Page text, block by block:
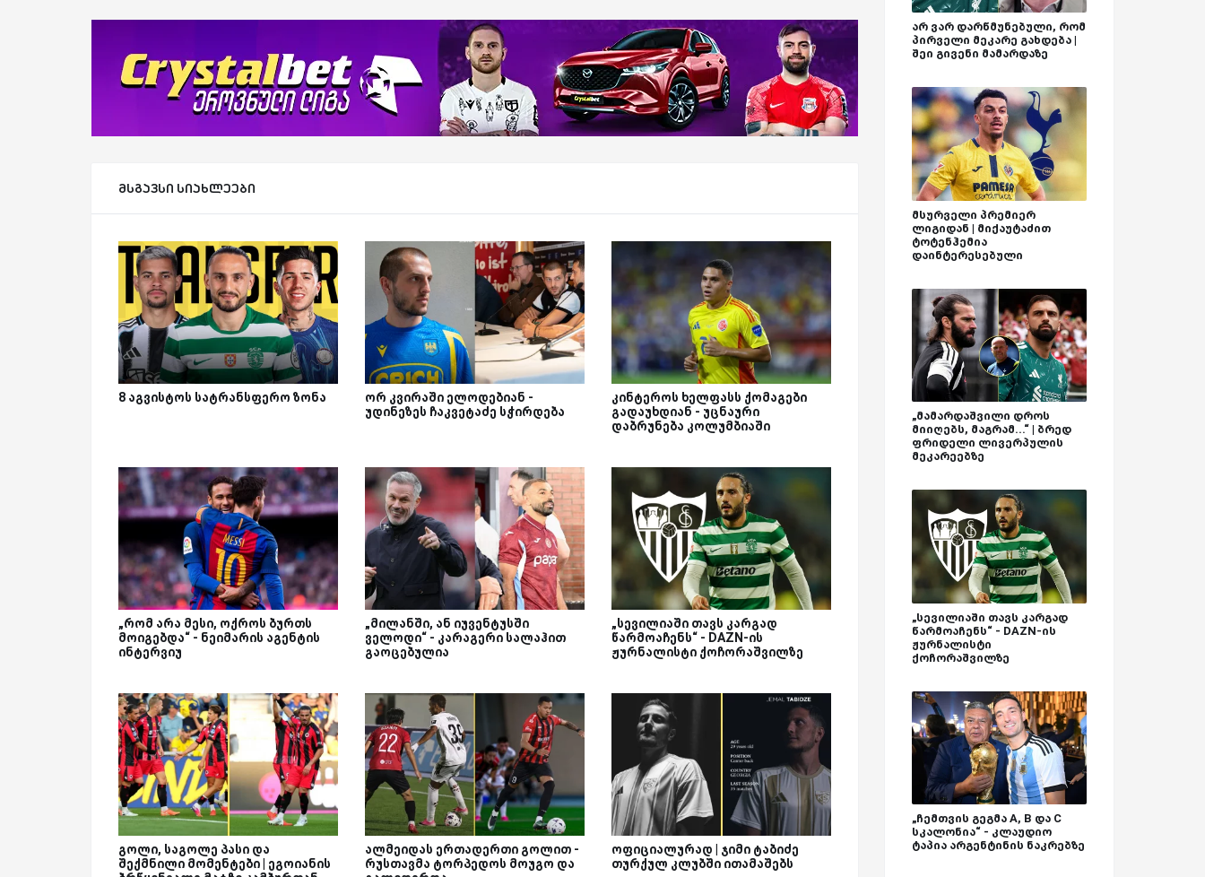
მსგავსი სიახლეები
8 აგვისტოს სატრანსფერო ზონა
ორ კვირაში ელოდებიან -
უდინეზეს ჩაკვეტაძე სჭირდება
კინტეროს ხელფასს ქომაგები
გადაუხდიან - უცნაური
დაბრუნება კოლუმბიაში
„რომ არა მესი, ოქროს ბურთს
მოიგებდა“ - ნეიმარის აგენტის
ინტერვიუ
„მილანში, ან იუვენტუსში
ველოდი“ - კარაგერი სალაჰით
გაოცებულია
„სევილიაში თავს კარგად
წარმოაჩენს“ - DAZN-ის
ჟურნალისტი ქოჩორაშვილზე
გოლი, საგოლე პასი და
შექმნილი მომენტები | ეგოიანის
ალმეიდას ერთადერთი გოლით -
რუსთავმა ტორპედოს მოუგო და
ოფიციალურად | ჯიმი ტაბიძე
თურქულ კლუბში ითამაშებს
არ ვარ დარწმუნებული, რომ
პირველი მეკარე გახდება |
შეი გივენი მამარდაზე
მსურველი პრემიერ
ლიგიდან | მიქაუტაძით
ტოტენჰემია
დაინტერესებული
„მამარდაშვილი დროს
მიიღებს, მაგრამ...“ | ბრედ
ფრიდელი ლივერპულის
მეკარეებზე
„სევილიაში თავს კარგად
წარმოაჩენს“ - DAZN-ის
ჟურნალისტი
ქოჩორაშვილზე
„ჩემთვის გეგმა A, B და C
სკალონია“ - კლაუდიო
ტაპია არგენტინის ნაკრებზე